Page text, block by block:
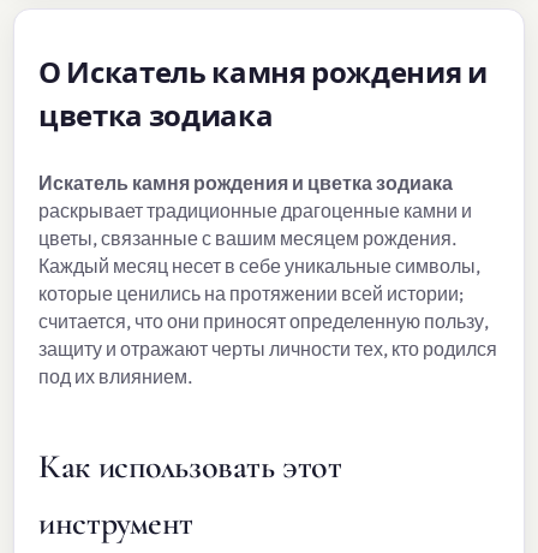
О Искатель камня рождения и
цветка зодиака
Искатель камня рождения и цветка зодиака
раскрывает традиционные драгоценные камни и
цветы, связанные с вашим месяцем рождения.
Каждый месяц несет в себе уникальные символы,
которые ценились на протяжении всей истории;
считается, что они приносят определенную пользу,
защиту и отражают черты личности тех, кто родился
под их влиянием.
Как использовать этот
инструмент